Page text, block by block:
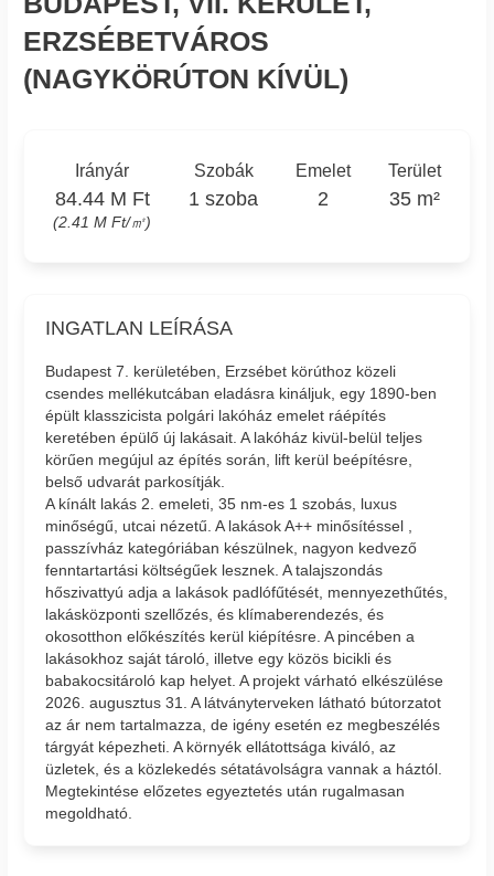
ERZSÉBETVÁROS
(NAGYKÖRÚTON KÍVÜL)
Irányár
84.44 M Ft
(2.41 M Ft/㎡)
Szobák
1 szoba
Emelet
2
Terület
35 m²
INGATLAN LEÍRÁSA
Budapest 7. kerületében, Erzsébet körúthoz közeli
csendes mellékutcában eladásra kináljuk, egy 1890-ben
épült klasszicista polgári lakóház emelet ráépítés
keretében épülő új lakásait. A lakóház kivül-belül teljes
körűen megújul az építés során, lift kerül beépítésre,
belső udvarát parkosítják.
A kínált lakás 2. emeleti, 35 nm-es 1 szobás, luxus
minőségű, utcai nézetű. A lakások A++ minősítéssel ,
passzívház kategóriában készülnek, nagyon kedvező
fenntartartási költségűek lesznek. A talajszondás
hőszivattyú adja a lakások padlófűtését, mennyezethűtés,
lakásközponti szellőzés, és klímaberendezés, és
okosotthon előkészítés kerül kiépítésre. A pincében a
lakásokhoz saját tároló, illetve egy közös bicikli és
babakocsitároló kap helyet. A projekt várható elkészülése
2026. augusztus 31. A látványterveken látható bútorzatot
az ár nem tartalmazza, de igény esetén ez megbeszélés
tárgyát képezheti. A környék ellátottsága kiváló, az
üzletek, és a közlekedés sétatávolságra vannak a háztól.
Megtekintése előzetes egyeztetés után rugalmasan
megoldható.